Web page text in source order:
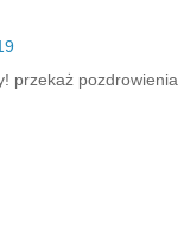
przekaż pozdrowienia